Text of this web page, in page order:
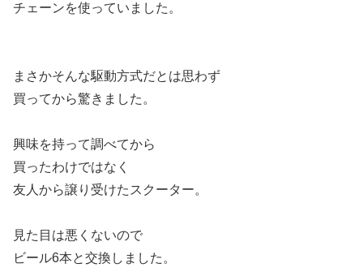
チェーンを使っていました。
まさかそんな駆動方式だとは思わず
買ってから驚きました。
興味を持って調べてから
買ったわけではなく
友人から譲り受けたスクーター。
見た目は悪くないので
ビール6本と交換しました。